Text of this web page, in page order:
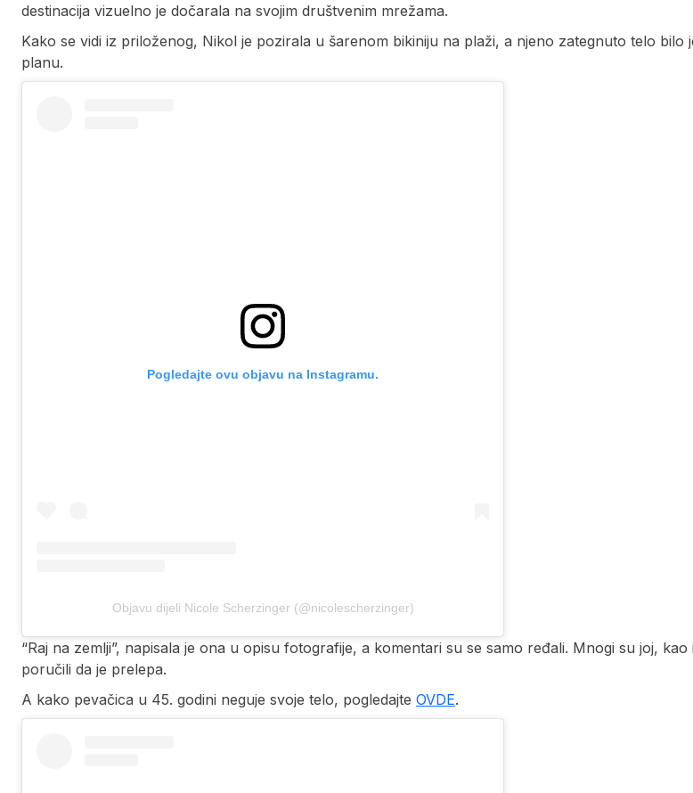
destinacija vizuelno je dočarala na svojim društvenim mrežama.
Kako se vidi iz priloženog, Nikol je pozirala u šarenom bikiniju na plaži, a njeno zategnuto telo bilo
planu.
Pogledajte ovu objavu na Instagramu.
Objavu dijeli Nicole Scherzinger (@nicolescherzinger)
“Raj na zemlji”, napisala je ona u opisu fotografije, a komentari su se samo ređali. Mnogi su joj, kao
poručili da je prelepa.
A kako pevačica u 45. godini neguje svoje telo, pogledajte OVDE.